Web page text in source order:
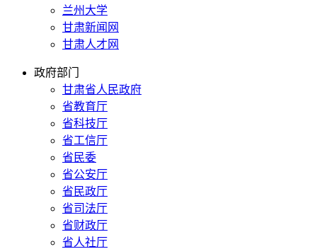
兰州大学
甘肃新闻网
甘肃人才网
政府部门
甘肃省人民政府
省教育厅
省科技厅
省工信厅
省民委
省公安厅
省民政厅
省司法厅
省财政厅
省人社厅